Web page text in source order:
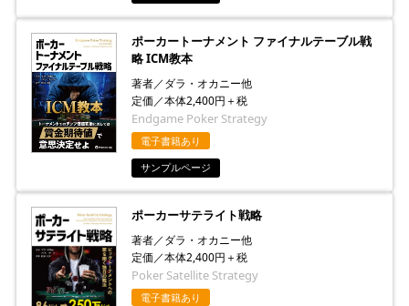
ポーカートーナメント ファイナルテーブル戦
略 ICM教本
著者／ダラ・オカニー他
定価／本体2,400円＋税
Endgame Poker Strategy
電子書籍あり
サンプルページ
ポーカーサテライト戦略
著者／ダラ・オカニー他
定価／本体2,400円＋税
Poker Satellite Strategy
電子書籍あり